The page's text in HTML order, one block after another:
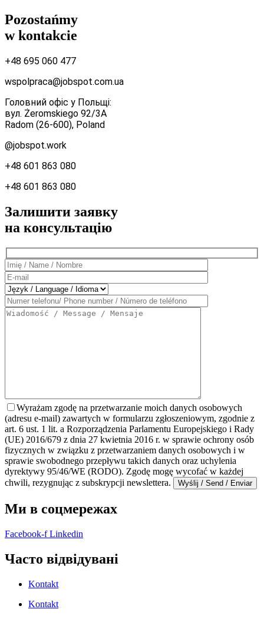
Pozostańmy
w kontakcie
+48 695 060 477
wspolpraca@jobspot.com.ua
Головний офіс у Польщі:
вул. Żeromskiego 92/3A
Radom (26-600), Poland
@jobspot.work
+48 601 863 080
+48 601 863 080
Залишити заявку
на консультацію
Wyrażam zgodę na przetwarzanie moich danych osobowych
(adresu e-mail) zawartych w formularzu zgłoszeniowym, zgodnie z
art. 6 ust. 1 lit. a Rozporządzenia Parlamentu Europejskiego i Rady
(UE) 2016/679 z dnia 27 kwietnia 2016 r. w sprawie ochrony osób
fizycznych w związku z przetwarzaniem danych osobowych i w
sprawie swobodnego przepływu takich danych oraz uchylenia
dyrektywy 95/46/WE (RODO). Zgodę mogę wycofać w każdej
chwili, rezygnując z subskrypcji newslettera.
Ми в соцмережах
Facebook-f Linkedin
Часто відвідувані
Kontakt
Kontakt